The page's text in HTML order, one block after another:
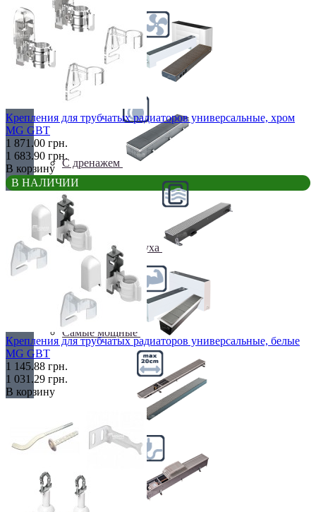
С вентилятором
С дренажем
С притоком воздуха
Самые мощные
Электрические
Крепления для трубчатых радиаторов универсальные, хром
MG GBT
1 871.00 грн.
1 683.90 грн.
В корзину
В НАЛИЧИИ
Крепления для трубчатых радиаторов универсальные, белые
MG GBT
1 145.88 грн.
1 031.29 грн.
В корзину